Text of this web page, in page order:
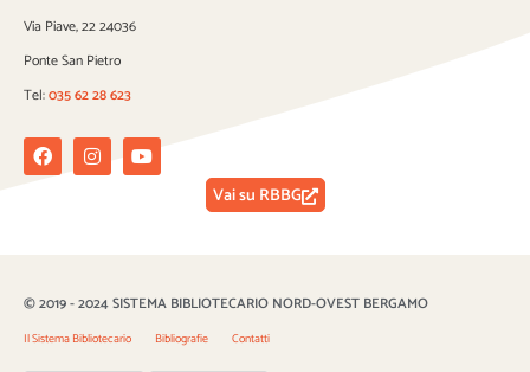
Via Piave, 22 24036
Ponte San Pietro
Tel:035 62 28 623
FacebookInstagramYoutube
Vai su RBBG
© 2019 - 2024 SISTEMA BIBLIOTECARIO NORD-OVEST BERGAMO
Il Sistema Bibliotecario Bibliografie Contatti